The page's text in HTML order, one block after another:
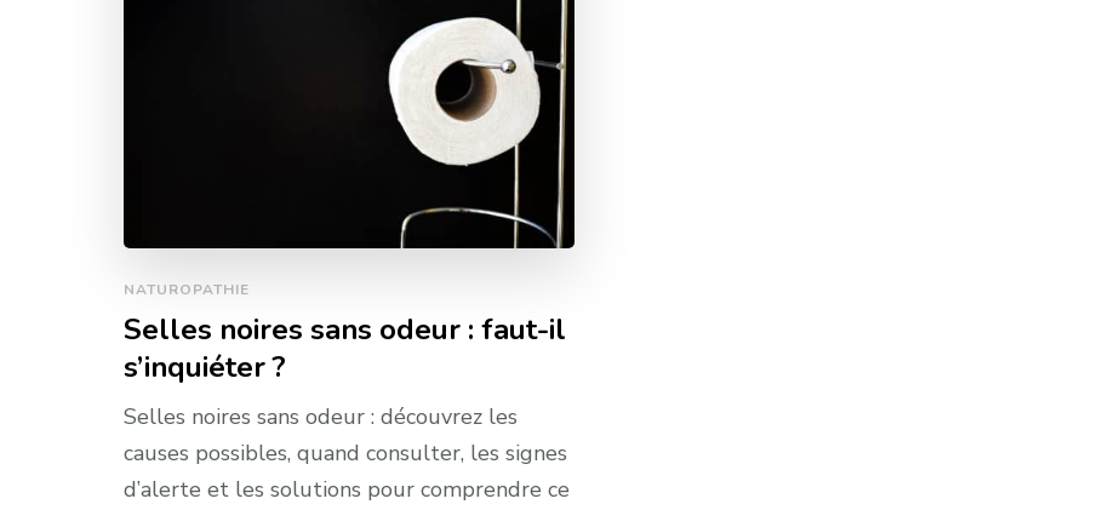
NATUROPATHIE
Selles noires sans odeur : faut-il
s’inquiéter ?
Selles noires sans odeur : découvrez les
causes possibles, quand consulter, les signes
d’alerte et les solutions pour comprendre ce